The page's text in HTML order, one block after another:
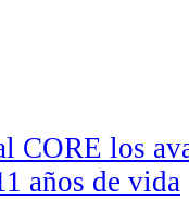
CORE los
años de vida